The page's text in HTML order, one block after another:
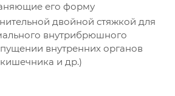
его форму
двойной стяжкой для
внутрибрюшного
внутренних органов
и др.)